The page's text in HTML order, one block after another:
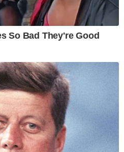
So Bad They're Good